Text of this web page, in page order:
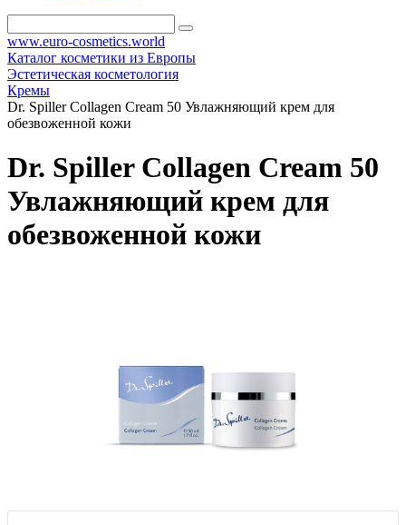
www.euro-cosmetics.world
Каталог косметики из Европы
Эстетическая косметология
Кремы
Dr. Spiller Collagen Cream 50 Увлажняющий крем для
обезвоженной кожи
Dr. Spiller Collagen Cream 50
Увлажняющий крем для
обезвоженной кожи